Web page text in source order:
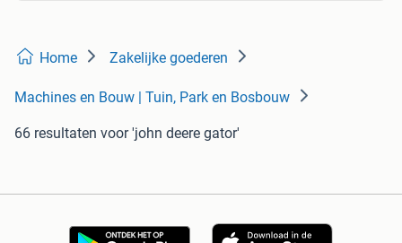
Home Zakelijke goederen
Machines en Bouw | Tuin, Park en Bosbouw
66 resultaten voor 'john deere gator'